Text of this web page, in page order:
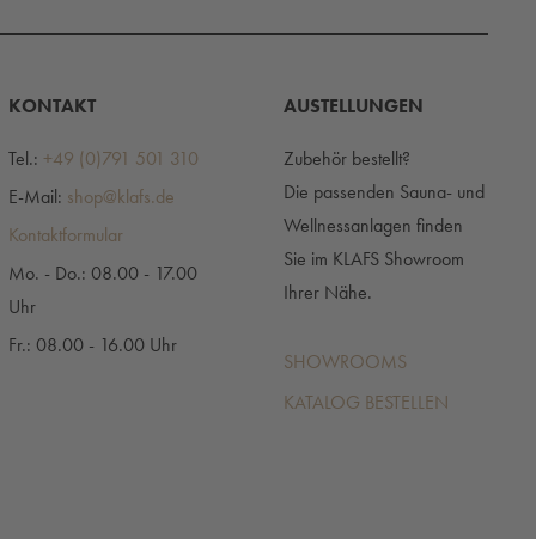
KONTAKT
Tel.: +49 (0)791 501 310
E-Mail: shop@klafs.de
Kontaktformular
Mo. - Do.: 08.00 - 17.00
Uhr
Fr.: 08.00 - 16.00 Uhr
AUSTELLUNGEN
Zubehör bestellt?
Die passenden Sauna- und
Wellnessanlagen finden
Sie im KLAFS Showroom
Ihrer Nähe.
SHOWROOMS
KATALOG BESTELLEN